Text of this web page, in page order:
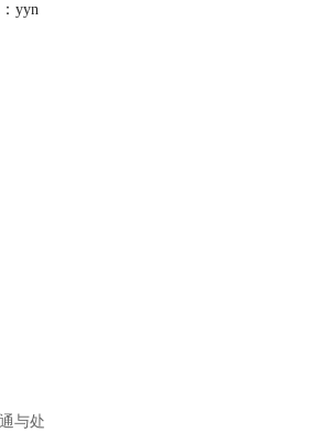
yyn
与处